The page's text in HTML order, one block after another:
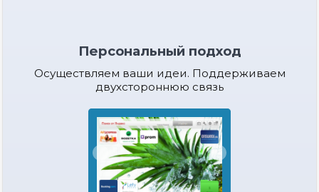
Персональный подход
Осуществляем ваши идеи. Поддерживаем
двухстороннюю связь